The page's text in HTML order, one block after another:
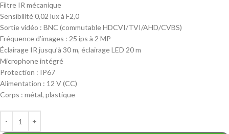
Filtre IR mécanique
Sensibilité 0,02 lux à F2,0
Sortie vidéo : BNC (commutable HDCVI/TVI/AHD/CVBS)
Fréquence d’images : 25 ips à 2 MP
Éclairage IR jusqu’à 30 m, éclairage LED 20 m
Microphone intégré
Protection : IP67
Alimentation : 12 V (CC)
Corps : métal, plastique